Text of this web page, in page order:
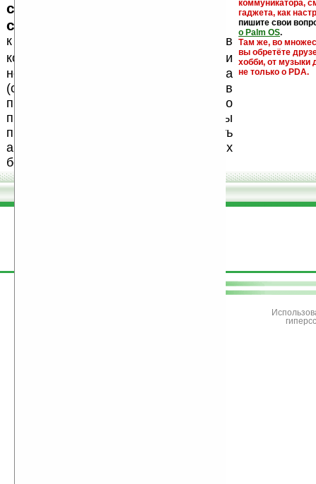
серийные номера, ключи и
ссылки на варезные сайты
коммуникатора,
гаджета, как
пишите свои
о Palm OS.
Там же, во
вы обретёте
хобби, от музыки
не только о PDA.
к публикации на нашем сайте в
комментариях
, как и
несанкционированная реклама
(спам). Мы поддерживаем авторов
программ и развитие легального
программного обеспечения. Также мы
призываем Вас поддерживать
авторов, особенно создающих
бесплатные (freeware) программы.